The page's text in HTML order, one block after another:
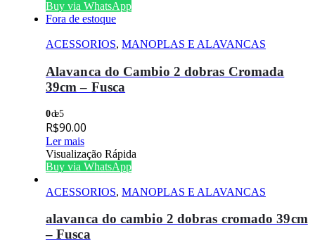
Buy via WhatsApp
Fora de estoque
ACESSORIOS, MANOPLAS E ALAVANCAS
Alavanca do Cambio 2 dobras Cromada
39cm – Fusca
0de 5
R$90.00
Ler mais
Visualização Rápida
Buy via WhatsApp
ACESSORIOS, MANOPLAS E ALAVANCAS
alavanca do cambio 2 dobras cromado 39cm
– Fusca